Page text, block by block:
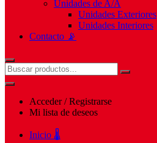
Unidades de A/A
Unidades Exteriores
Unidades Interiores
Contacto 📡
Acceder / Registrarse
Mi lista de deseos
Inicio 🌡️